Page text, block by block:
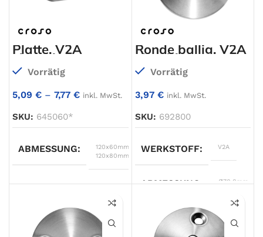
∅ C
∅ D
WERKSTOFF
Platte
Platte, V2A
einseitig
geschliffen
Vorrätig
5,09 € – 7,77 € inkl. MwSt.
SKU: 645060*
ABMESSUNG 120x60mm
120x80mm
A 60
6,0mm
Ronde ballig, V2A
einseitig
geschliffen
Vorrätig
3,97 € inkl. MwSt.
SKU: 692800
WERKSTOFF V2A
ABMESSUNG Ø70,0mm
Ronde